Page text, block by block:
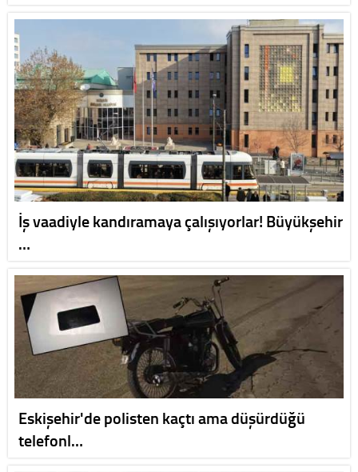
İş vaadiyle kandıramaya çalışıyorlar! Büyükşehir
…
Eskişehir'de polisten kaçtı ama düşürdüğü
telefonl…